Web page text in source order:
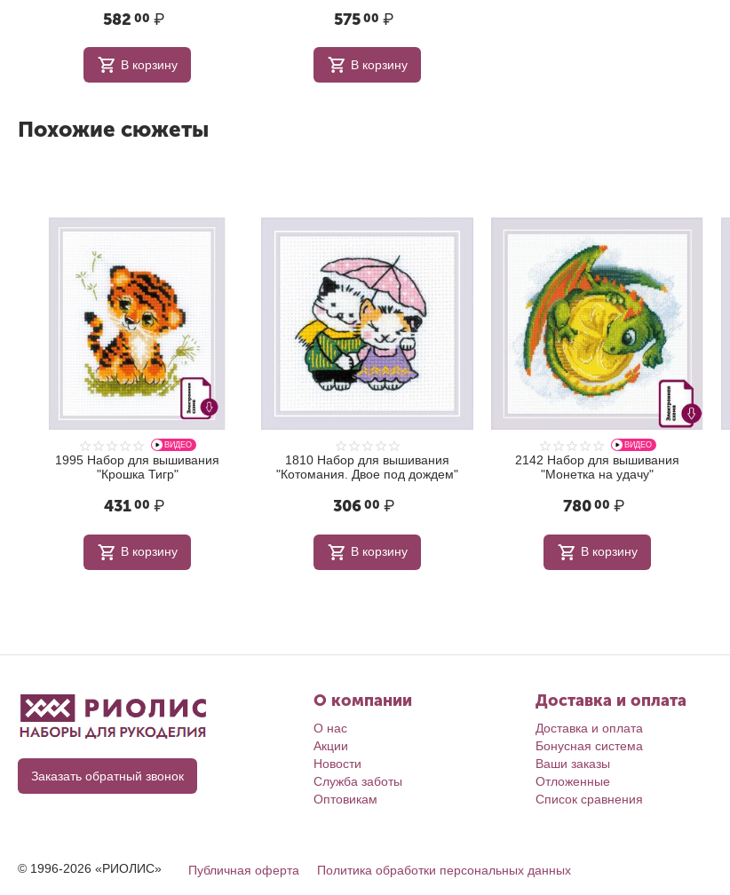
582 00 ₽
В корзину
57500 ₽
В корзину
Похожие сюжеты
ВИДЕО
1995 Набор для вышивания
"Крошка Тигр"
431 00 ₽
В корзину
1810 Набор для вышивания
"Котомания. Двое под дождем"
30600 ₽
В корзину
ВИДЕО
2142 Набор для вышивания
"Монетка на удачу"
78000 ₽
В корзину
Заказать обратный звонок
О компании
О нас
Акции
Новости
Служба заботы
Оптовикам
Доставка и оплата
Доставка и оплата
Бонусная система
Ваши заказы
Отложенные
Список сравнения
© 1996-2026 «РИОЛИС» Публичная оферта Политика обработки персональных данных